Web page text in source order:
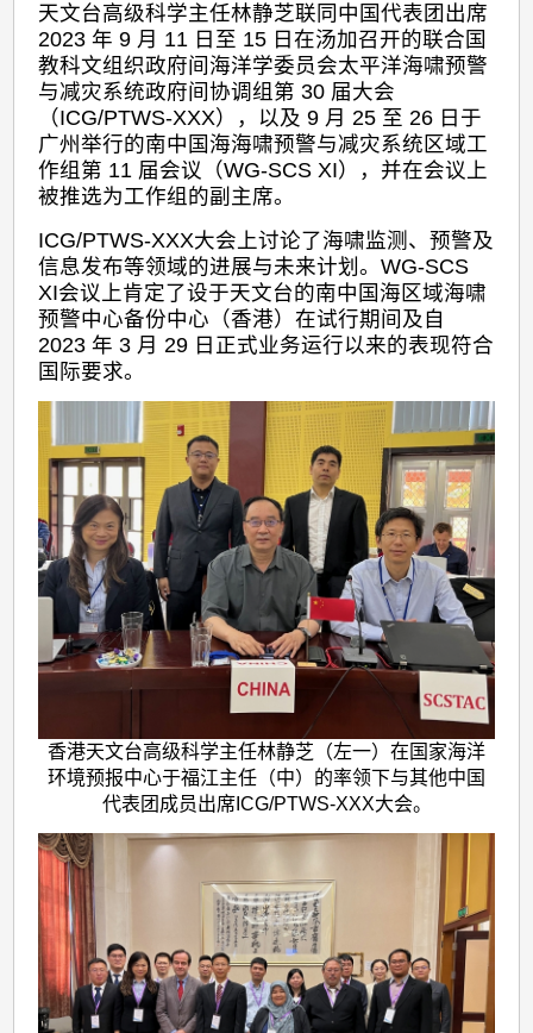
天文台高级科学主任林静芝联同中国代表团出席
2023 年 9 月 11 日至 15 日在汤加召开的联合国
教科文组织政府间海洋学委员会太平洋海啸预警
与减灾系统政府间协调组第 30 届大会
（ICG/PTWS-XXX），以及 9 月 25 至 26 日于
广州举行的南中国海海啸预警与减灾系统区域工
作组第 11 届会议（WG-SCS XI），并在会议上
被推选为工作组的副主席。
ICG/PTWS-XXX大会上讨论了海啸监测、预警及
信息发布等领域的进展与未来计划。WG-SCS
XI会议上肯定了设于天文台的南中国海区域海啸
预警中心备份中心（香港）在试行期间及自
2023 年 3 月 29 日正式业务运行以来的表现符合
国际要求。
香港天文台高级科学主任林静芝（左一）在国家海洋
环境预报中心于福江主任（中）的率领下与其他中国
代表团成员出席ICG/PTWS-XXX大会。